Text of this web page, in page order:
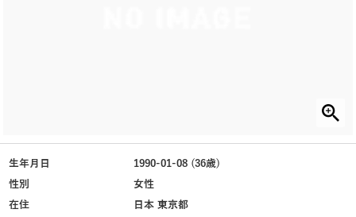
生年月日
1990-01-08 (36歳)
性別
女性
在住
日本 東京都